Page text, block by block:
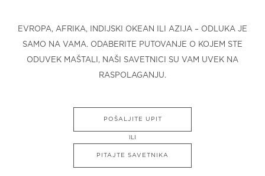
EVROPA, AFRIKA, INDIJSKI OKEAN ILI AZIJA – ODLUKA JE
SAMO NA VAMA. ODABERITE PUTOVANJE O KOJEM STE
ODUVEK MAŠTALI, NAŠI SAVETNICI SU VAM UVEK NA
RASPOLAGANJU.
POŠALJITE UPIT
ILI
PITAJTE SAVETNIKA